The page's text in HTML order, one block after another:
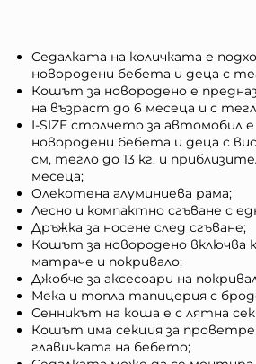
Седалката на количката е
новородени бебета и деца с
Кошът за новородено е
на възраст до 6 месеца и с
I-SIZE столчето за автомобил
новородени бебета и деца с
см, тегло до 13 кг. и
месеца;
Олекотена алуминиева рама;
Лесно и компактно сгъване с
Дръжка за носене след сгъване;
Кошът за новородено включва
матраче и покривало;
Джобче за аксесоари на
Мека и топла тапицерия с
Сенникът на коша е с лятна
Кошът има секция за
главичката на бебето;